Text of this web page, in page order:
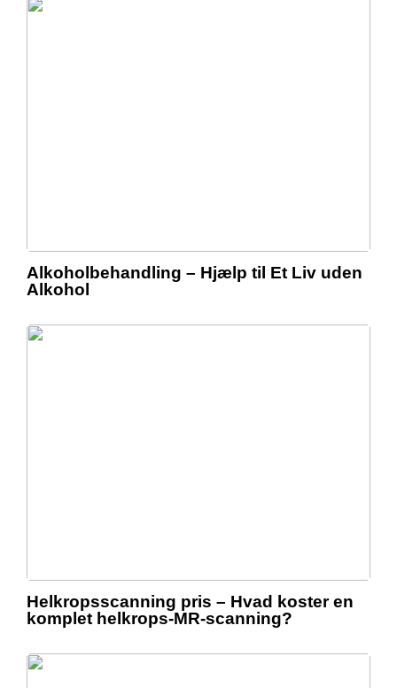
Alkoholbehandling – Hjælp til Et Liv uden
Alkohol
Helkropsscanning pris – Hvad koster en
komplet helkrops-MR-scanning?